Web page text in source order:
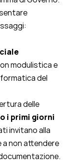
modulistica e
del
delle
i primi giorni
invitano alla
a non attendere